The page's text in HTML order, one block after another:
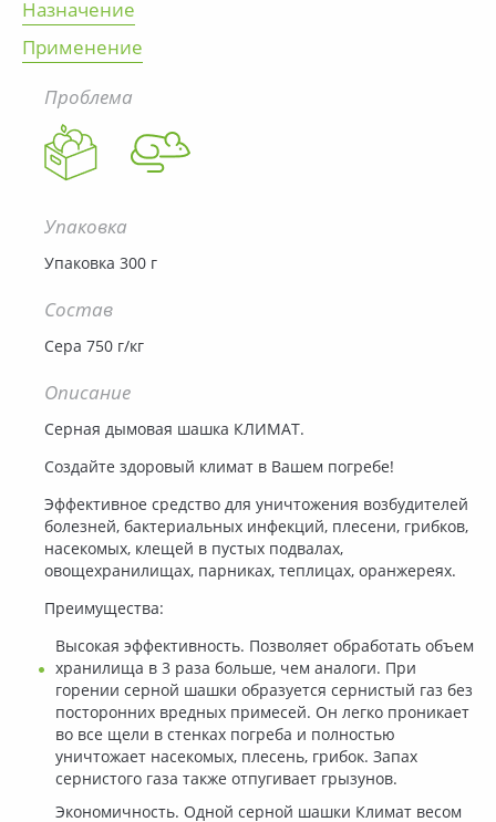
Назначение
Применение
Проблема
Упаковка
Упаковка 300 г
Состав
Сера 750 г/кг
Описание
Серная дымовая шашка КЛИМАТ.
Создайте здоровый климат в Вашем погребе!
Эффективное средство для уничтожения возбудителей
болезней, бактериальных инфекций, плесени, грибков,
насекомых, клещей в пустых подвалах,
овощехранилищах, парниках, теплицах, оранжереях.
Преимущества:
Высокая эффективность. Позволяет обработать объем
хранилища в 3 раза больше, чем аналоги. При
горении серной шашки образуется сернистый газ без
посторонних вредных примесей. Он легко проникает
во все щели в стенках погреба и полностью
уничтожает насекомых, плесень, грибок. Запах
сернистого газа также отпугивает грызунов.
Экономичность. Одной серной шашки Климат весом